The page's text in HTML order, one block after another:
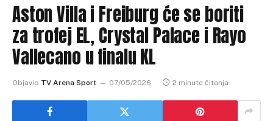
Aston Villa i Freiburg će se boriti
za trofej EL, Crystal Palace i Rayo
Vallecano u finalu KL
Objavio TV Arena Sport 07/05/2026 2 minute čitanja